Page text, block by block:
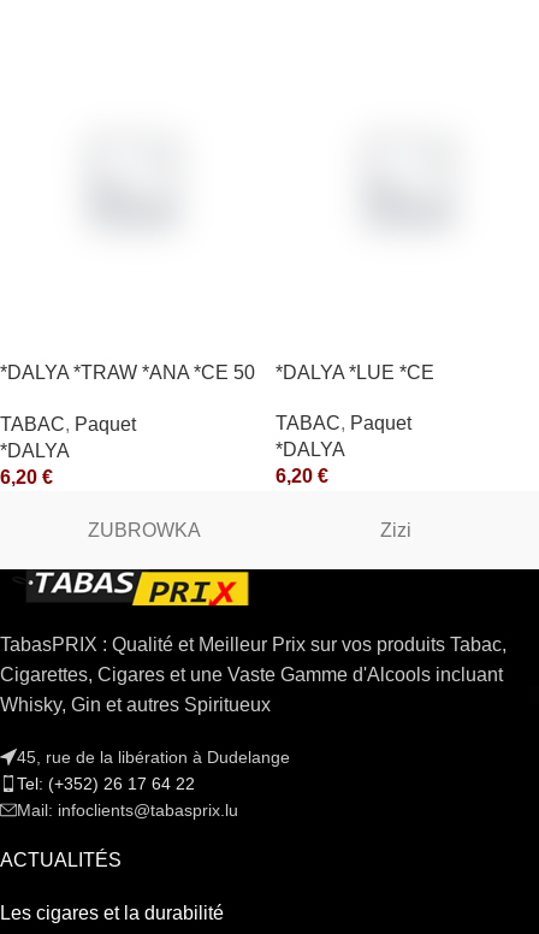
*DALYA *TRAW *ANA *CE 50
TABAC, Paquet
*DALYA
6,20 €
*DALYA *LUE *CE
TABAC, Paquet
*DALYA
6,20 €
ZUBROWKA Zizi
TabasPRIX : Qualité et Meilleur Prix sur vos produits Tabac,
Cigarettes, Cigares et une Vaste Gamme d'Alcools incluant
Whisky, Gin et autres Spiritueux
45, rue de la libération à Dudelange
Tel: (+352) 26 17 64 22
Mail: infoclients@tabasprix.lu
ACTUALITÉS
Les cigares et la durabilité